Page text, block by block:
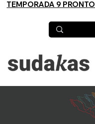
TEMPORADA 9 PRONTO